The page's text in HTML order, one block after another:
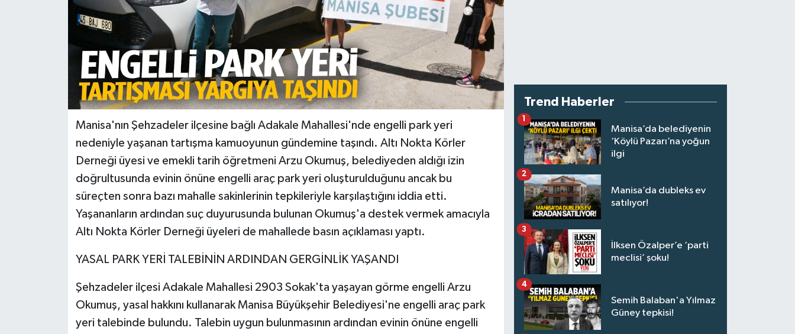
Manisa'nın Şehzadeler ilçesine bağlı Adakale Mahallesi'nde engelli park yeri
nedeniyle yaşanan tartışma kamuoyunun gündemine taşındı. Altı Nokta Körler
Derneği üyesi ve emekli tarih öğretmeni Arzu Okumuş, belediyeden aldığı izin
doğrultusunda evinin önüne engelli araç park yeri oluşturulduğunu ancak bu
süreçten sonra bazı mahalle sakinlerinin tepkileriyle karşılaştığını iddia etti.
Yaşananların ardından suç duyurusunda bulunan Okumuş'a destek vermek amacıyla
Altı Nokta Körler Derneği üyeleri de mahallede basın açıklaması yaptı.
YASAL PARK YERİ TALEBİNİN ARDINDAN GERGİNLİK YAŞANDI
Şehzadeler ilçesi Adakale Mahallesi 2903 Sokak'ta yaşayan görme engelli Arzu
Okumuş, yasal hakkını kullanarak Manisa Büyükşehir Belediyesi'ne engelli araç park
yeri talebinde bulundu. Talebin uygun bulunmasının ardından evinin önüne engelli
Trend Haberler
Manisa’da belediyenin
‘Köylü Pazarı’na yoğun
ilgi
1
Manisa’da dubleks ev
satılıyor!
2
İlksen Özalper’e ‘parti
meclisi’ şoku!
3
Semih Balaban'a Yılmaz
Güney tepkisi!
4